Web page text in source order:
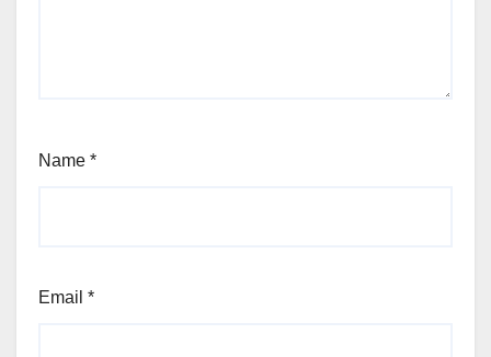
Name *
Email *